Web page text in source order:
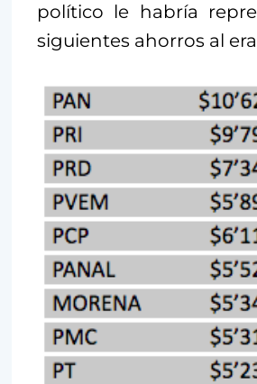
político le habría
siguientes ahorros al